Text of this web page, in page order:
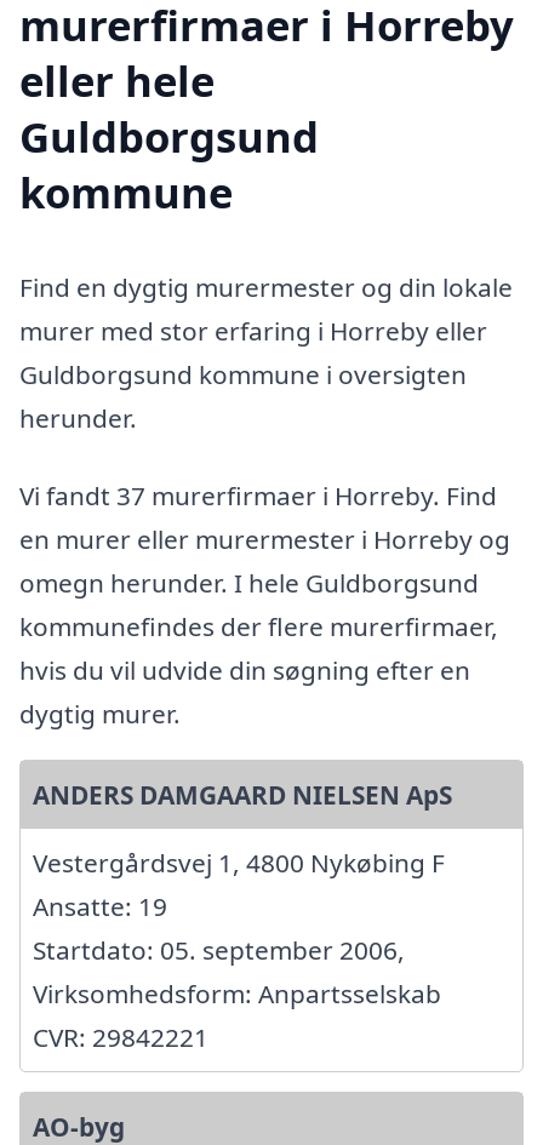
murerfirmaer i Horreby
eller hele
Guldborgsund
kommune
Find en dygtig murermester og din lokale
murer med stor erfaring i Horreby eller
Guldborgsund kommune i oversigten
herunder.
Vi fandt 37 murerfirmaer i Horreby. Find
en murer eller murermester i Horreby og
omegn herunder. I hele Guldborgsund
kommunefindes der flere murerfirmaer,
hvis du vil udvide din søgning efter en
dygtig murer.
ANDERS DAMGAARD NIELSEN ApS
Vestergårdsvej 1, 4800 Nykøbing F
Ansatte: 19
Startdato: 05. september 2006,
Virksomhedsform: Anpartsselskab
CVR: 29842221
AO-byg